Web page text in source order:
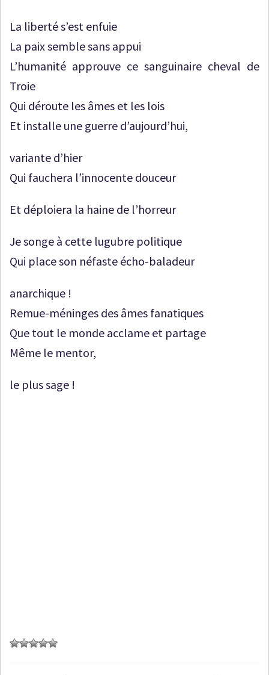
La liberté s’est enfuie
La paix semble sans appui
L’humanité approuve ce sanguinaire cheval de
Troie
Qui déroute les âmes et les lois
Et installe une guerre d’aujourd’hui,
variante d’hier
Qui fauchera l’innocente douceur
Et déploiera la haine de l’horreur
Je songe à cette lugubre politique
Qui place son néfaste écho-baladeur
anarchique !
Remue-méninges des âmes fanatiques
Que tout le monde acclame et partage
Même le mentor,
le plus sage !